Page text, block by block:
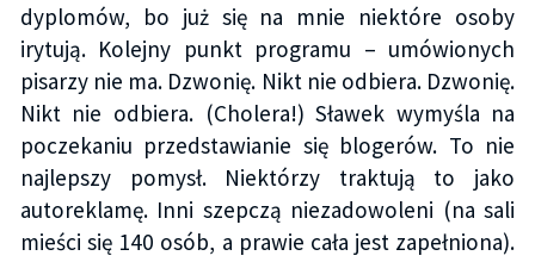
dyplomów, bo już się na mnie niektóre osoby
irytują. Kolejny punkt programu – umówionych
pisarzy nie ma. Dzwonię. Nikt nie odbiera. Dzwonię.
Nikt nie odbiera. (Cholera!) Sławek wymyśla na
poczekaniu przedstawianie się blogerów. To nie
najlepszy pomysł. Niektórzy traktują to jako
autoreklamę. Inni szepczą niezadowoleni (na sali
mieści się 140 osób, a prawie cała jest zapełniona).